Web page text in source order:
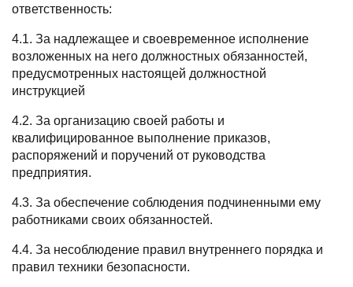
ответственность:
4.1. За надлежащее и своевременное исполнение
возложенных на него должностных обязанностей,
предусмотренных настоящей должностной
инструкцией
4.2. За организацию своей работы и
квалифицированное выполнение приказов,
распоряжений и поручений от руководства
предприятия.
4.3. За обеспечение соблюдения подчиненными ему
работниками своих обязанностей.
4.4. За несоблюдение правил внутреннего порядка и
правил техники безопасности.